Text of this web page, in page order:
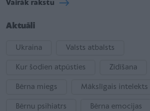
Vairāk rakstu
Aktuāli
Ukraina Valsts atbalsts
Kur šodien atpūsties Zīdīšana
Bērna miegs Mākslīgais intelekts
Bērnu psihiatrs Bērna emocijas